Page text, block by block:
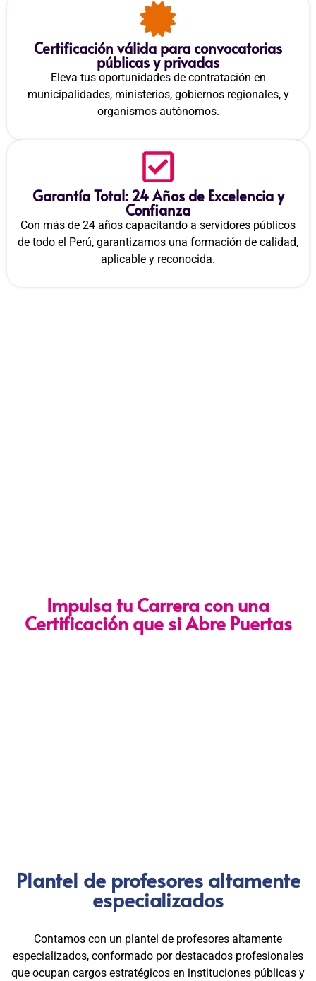
Certificación válida para convocatorias
públicas y privadas
Eleva tus oportunidades de contratación en
municipalidades, ministerios, gobiernos regionales, y
organismos autónomos.
Garantía Total: 24 Años de Excelencia y
Confianza
Con más de 24 años capacitando a servidores públicos
de todo el Perú, garantizamos una formación de calidad,
aplicable y reconocida.
Impulsa tu Carrera con una
Certificación que si Abre Puertas
Plantel de profesores altamente
especializados
Contamos con un plantel de profesores altamente
especializados, conformado por destacados profesionales
que ocupan cargos estratégicos en instituciones públicas y